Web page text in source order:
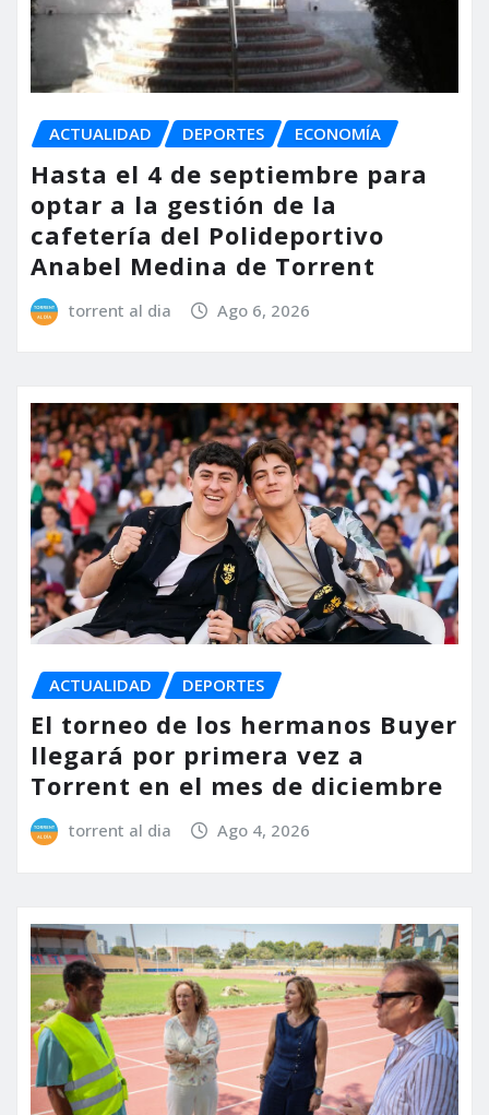
ACTUALIDAD DEPORTES ECONOMÍA
Hasta el 4 de septiembre para
optar a la gestión de la
cafetería del Polideportivo
Anabel Medina de Torrent
torrent al dia Ago 6, 2026
ACTUALIDAD DEPORTES
El torneo de los hermanos Buyer
llegará por primera vez a
Torrent en el mes de diciembre
torrent al dia Ago 4, 2026